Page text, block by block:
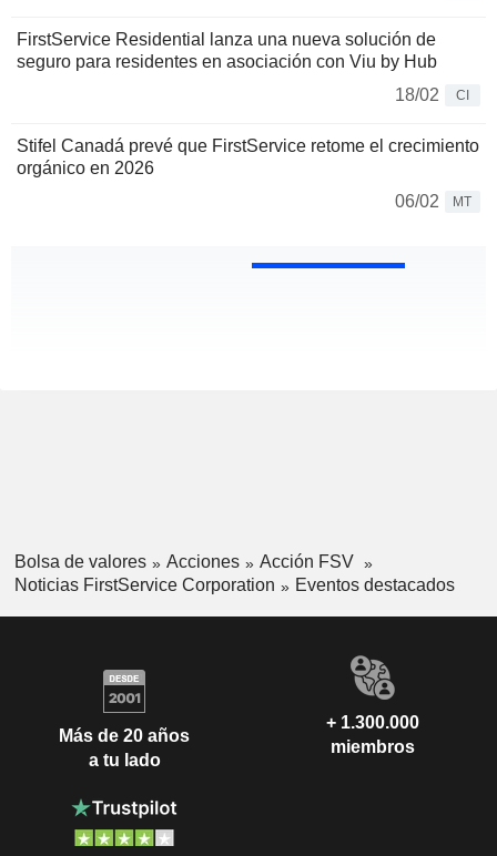
FirstService Residential lanza una nueva solución de
seguro para residentes en asociación con Viu by Hub
18/02
CI
Stifel Canadá prevé que FirstService retome el crecimiento
orgánico en 2026
06/02
MT
Bolsa de valores Acciones
Acción FSV
Noticias FirstService Corporation
Eventos destacados
Más de 20 años
a tu lado
+ 1.300.000
miembros